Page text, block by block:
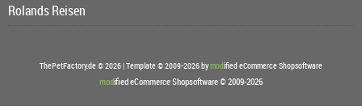
Rolands Reisen
ThePetFactory.de © 2026 | Template © 2009-2026 bymodified eCommerce Shopsoftware
modified eCommerce Shopsoftware © 2009-2026